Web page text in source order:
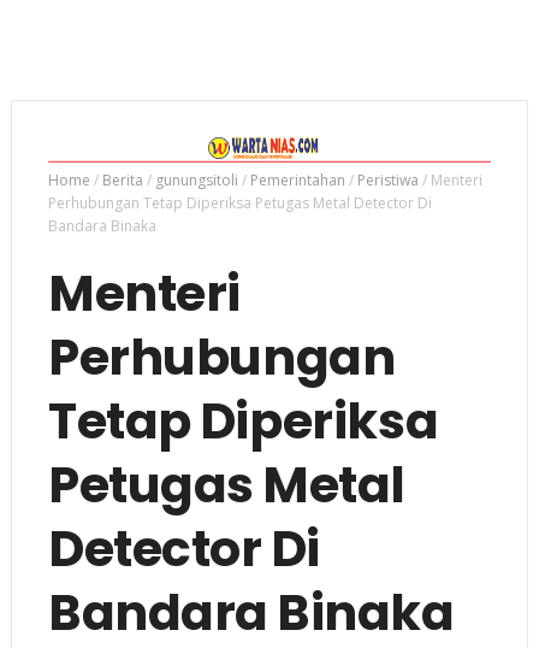
Home / Berita / gunungsitoli / Pemerintahan / Peristiwa / Menteri
Perhubungan Tetap Diperiksa Petugas Metal Detector Di
Bandara Binaka
Menteri
Perhubungan
Tetap Diperiksa
Petugas Metal
Detector Di
Bandara Binaka